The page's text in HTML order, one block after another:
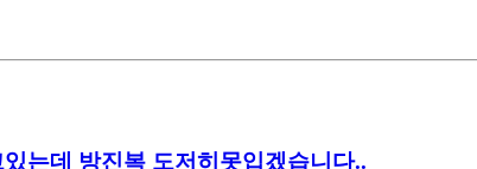
는데 방진복 도저히못입겠습니다..